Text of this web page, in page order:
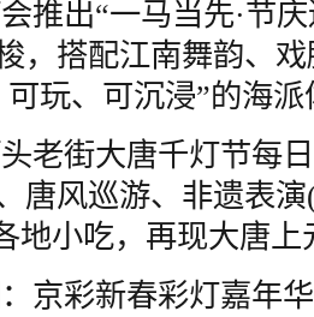
推出“一马当先·节
，搭配江南舞韵、
玩、可沉浸”的海派
老街大唐千灯节每
唐风巡游、非遗表
地小吃，再现大唐上
京彩新春彩灯嘉年